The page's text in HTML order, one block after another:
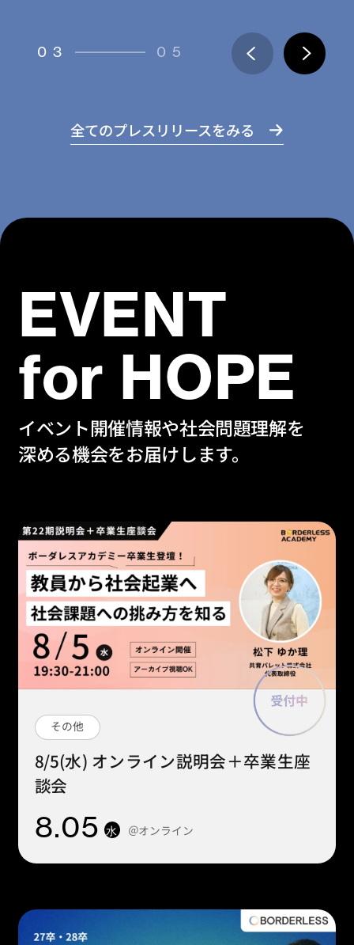
03 05
全てのプレスリリースをみる
EVENT
for HOPE
イベント開催情報や社会問題理解を
深める機会をお届けします。
その他
8/5(水) オンライン説明会＋卒業生座
談会
8.05 水 ＠オンライン